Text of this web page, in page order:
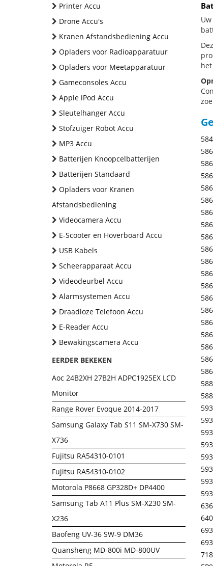
Printer Accu
Drone Accu's
Kranen Afstandsbediening Accu
Opladers voor Radioapparatuur
Opladers voor Meetapparatuur
Gameconsoles Accu
Apple iPod Accu
Sleutelhanger Accu
Stofzuiger Robot Accu
MP3 Accu
Batterijen Knoopcelbatterijen
Batterijen Standaard
Opladers voor Kranen
Afstandsbediening
Videocamera Accu
E-Scooter en Hoverboard Accu
USB Kabels
Scheerapparaat Accu
Videodeurbel Accu
Alarmsystemen Accu
Draadloze Telefoon Accu
E-Reader Accu
Bewakingscamera Accu
EERDER BEKEKEN
Aoc 24B2XH 27B2H ADPC1925EX LCD
Monitor
Range Rover Evoque 2014-2017
Samsung Galaxy Tab S11 SM-X730 SM-
X736
Fujitsu RA54310-0101
Fujitsu RA54310-0102
Motorola P8668 GP328D+ DP4400
Samsung Tab A11 Plus SM-X230 SM-
X236
Baofeng UV-36 SW-9 DM36
Quansheng MD-800i MD-800UV